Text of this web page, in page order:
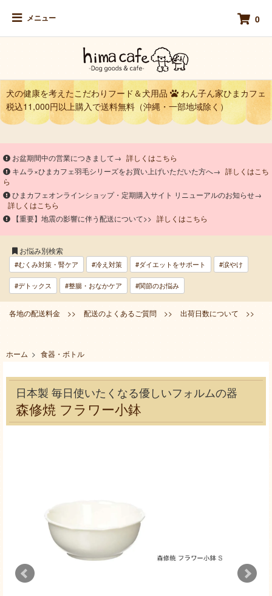
メニュー 0
犬の健康を考えたこだわりフード＆犬用品
わん子ん家ひまカフェ
税込11,000円以上購入で送料無料（沖縄・一部地域除く）
お盆期間中の営業につきまして→ 詳しくはこちら
キムラ×ひまカフェ羽毛シリーズをお買い上げいただいた方へ→ 詳しくはこち
ら
ひまカフェオンラインショップ・定期購入サイト リニューアルのお知らせ→
詳しくはこちら
【重要】地震の影響に伴う配送について>> 詳しくはこちら
お悩み別検索
#むくみ対策・腎ケア #冷え対策 #ダイエットをサポート #涙やけ
#デトックス #整腸・おなかケア #関節のお悩み
各地の配送料金 >> 配送のよくあるご質問 >> 出荷日数について >>
ホーム > 食器・ボトル
日本製 毎日使いたくなる優しいフォルムの器
森修焼 フラワー小鉢